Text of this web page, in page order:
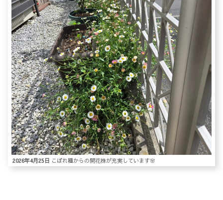
2026年4月25日 こぼれ種からの開花株が充実しています🌸